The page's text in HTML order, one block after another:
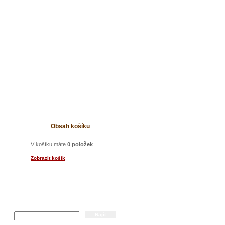
Obsah košíku
V košíku máte 0 položek
Zobrazit košík